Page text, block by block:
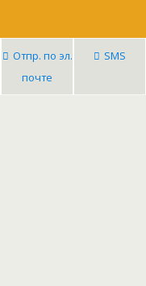
Отпр. по эл.
почте
SMS